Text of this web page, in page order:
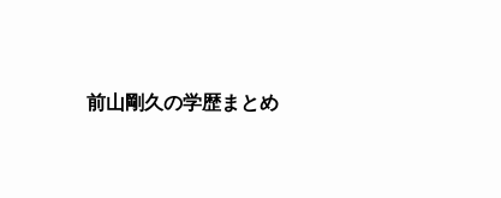
前山剛久の学歴まとめ